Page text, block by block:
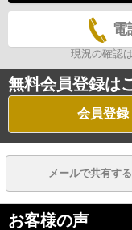
電
現況の確認
無料会員登録は
会員登録
メールで共有する
お客様の声